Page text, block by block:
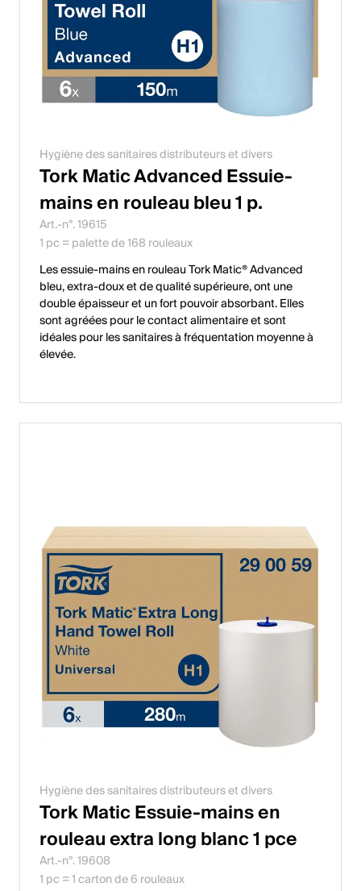
Hygiène des sanitaires distributeurs et divers
Tork Matic Advanced Essuie-
mains en rouleau bleu 1 p.
Art.-n°. 19615
1 pc = palette de 168 rouleaux
Les essuie-mains en rouleau Tork Matic® Advanced
bleu, extra-doux et de qualité supérieure, ont une
double épaisseur et un fort pouvoir absorbant. Elles
sont agréées pour le contact alimentaire et sont
idéales pour les sanitaires à fréquentation moyenne à
élevée.
Hygiène des sanitaires distributeurs et divers
Tork Matic Essuie-mains en
rouleau extra long blanc 1 pce
Art.-n°. 19608
1 pc = 1 carton de 6 rouleaux